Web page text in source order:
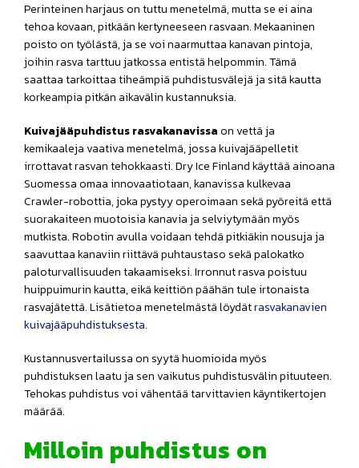
Perinteinen harjaus on tuttu menetelmä, mutta se ei aina
tehoa kovaan, pitkään kertyneeseen rasvaan. Mekaaninen
poisto on työlästä, ja se voi naarmuttaa kanavan pintoja,
joihin rasva tarttuu jatkossa entistä helpommin. Tämä
saattaa tarkoittaa tiheämpiä puhdistusvälejä ja sitä kautta
korkeampia pitkän aikavälin kustannuksia.
Kuivajääpuhdistus rasvakanavissaon vettä ja
kemikaaleja vaativa menetelmä, jossa kuivajääpelletit
irrottavat rasvan tehokkaasti. Dry Ice Finland käyttää ainoana
Suomessa omaa innovaatiotaan, kanavissa kulkevaa
Crawler-robottia, joka pystyy operoimaan sekä pyöreitä että
suorakaiteen muotoisia kanavia ja selviytymään myös
mutkista. Robotin avulla voidaan tehdä pitkiäkin nousuja ja
saavuttaa kanaviin riittävä puhtaustaso sekä palokatko
paloturvallisuuden takaamiseksi. Irronnut rasva poistuu
huippuimurin kautta, eikä keittiön päähän tule irtonaista
rasvajätettä. Lisätietoa menetelmästä löydätrasvakanavien
kuivajääpuhdistuksesta.
Kustannusvertailussa on syytä huomioida myös
puhdistuksen laatu ja sen vaikutus puhdistusvälin pituuteen.
Tehokas puhdistus voi vähentää tarvittavien käyntikertojen
määrää.
Milloin puhdistus on